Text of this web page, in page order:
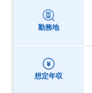
勤務地
想定年収